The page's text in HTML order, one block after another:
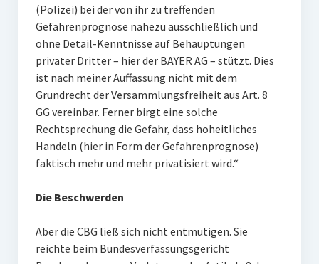
(Polizei) bei der von ihr zu treffenden
Gefahrenprognose nahezu ausschließlich und
ohne Detail-Kenntnisse auf Behauptungen
privater Dritter – hier der BAYER AG – stützt. Dies
ist nach meiner Auffassung nicht mit dem
Grundrecht der Versammlungsfreiheit aus Art. 8
GG vereinbar. Ferner birgt eine solche
Rechtsprechung die Gefahr, dass hoheitliches
Handeln (hier in Form der Gefahrenprognose)
faktisch mehr und mehr privatisiert wird.“
Die Beschwerden
Aber die CBG ließ sich nicht entmutigen. Sie
reichte beim Bundesverfassungsgericht